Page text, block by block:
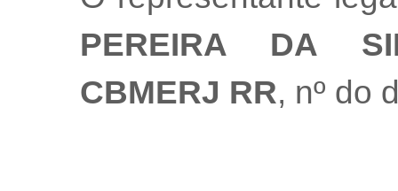
PEREIRA DA
CBMERJ RR, nº do